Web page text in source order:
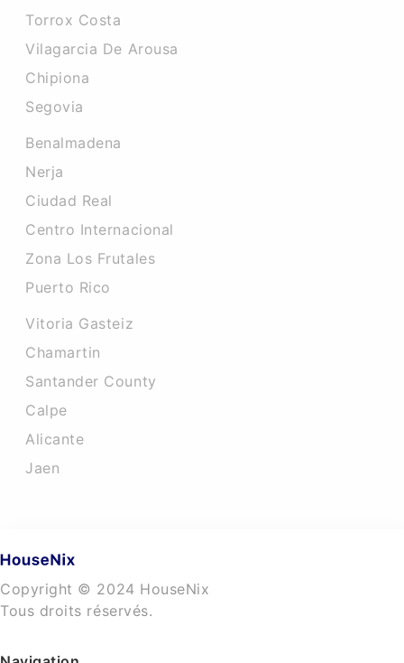
Torrox Costa
Vilagarcia De Arousa
Chipiona
Segovia
Benalmadena
Nerja
Ciudad Real
Centro Internacional
Zona Los Frutales
Puerto Rico
Vitoria Gasteiz
Chamartin
Santander County
Calpe
Alicante
Jaen
Copyright © 2024 HouseNix
Tous droits réservés.